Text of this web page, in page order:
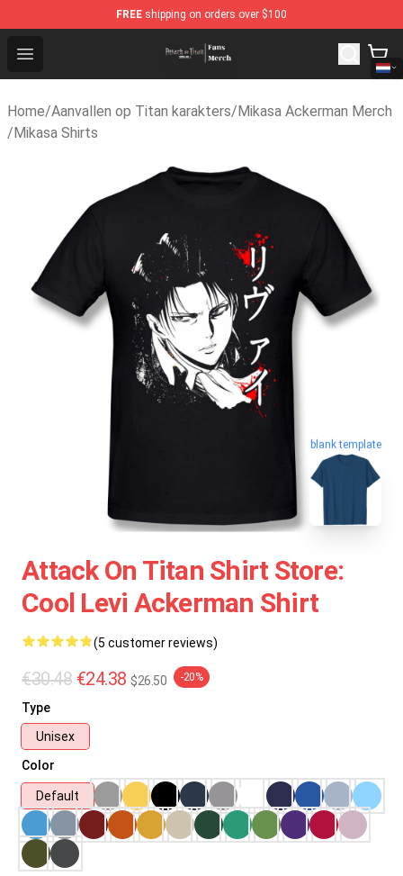
FREE shipping on orders over $100
Open menu
Attack On Titan Store - Official Attack On Titan
Home/Aanvallen op Titan karakters/Mikasa Ackerman Merch
/Mikasa Shirts
blank template
Attack On Titan Shirt Store:
Cool Levi Ackerman Shirt
(5 customer reviews)
€30.48 €24.38 $26.50 -20%
Type
Unisex
Color
Default